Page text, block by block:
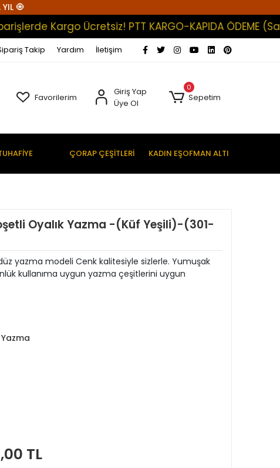
🧿
Kargo Ücretsiz! PTT KARGO-KAPIDA ÖDEME
Takip Yardım İletişim
Favorilerim
Giriş Yap
Üye Ol
0
Sepetim
ÇORAP ÇEŞİTLERİ KADIN EŞOFMAN ALTI
Oyalık Yazma -(Küf Yeşili)-(301-
yazma modeli Cenk kalitesiyle sizlerle. Yumuşak
kullanıma uygun yazma çeşitlerini uygun
TL